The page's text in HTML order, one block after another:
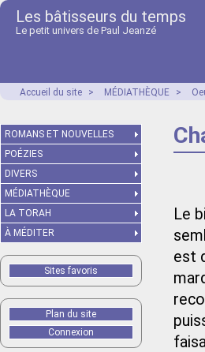
Les bâtisseurs du temps
Le petit univers de Paul Jeanzé
Accueil du site > MÉDIATHÈQUE >
Le
est
ROMANS ET NOUVELLES
POÉZIES
DIVERS
MÉDIATHÈQUE
LA TORAH
À MÉDITER
Sites favoris
Plan du site
Connexion